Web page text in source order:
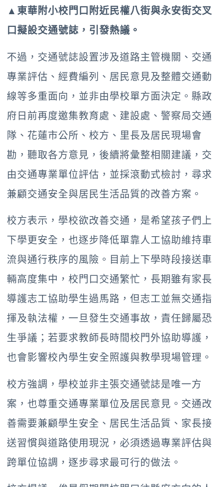
▲東華附小校門口附近民權八街與永安街交叉
口擬設交通號誌，引發熱議。
不過，交通號誌設置涉及道路主管機關、交通
專業評估、經費編列、居民意見及整體交通動
線等多重面向，並非由學校單方面決定。縣政
府日前再度邀集教育處、建設處、警察局交通
隊、花蓮市公所、校方、里長及居民現場會
勘，聽取各方意見，後續將彙整相關建議，交
由交通專業單位評估，並採滾動式檢討，尋求
兼顧交通安全與居民生活品質的改善方案。
校方表示，學校欲改善交通，是希望孩子們上
下學更安全，也逐步降低單靠人工協助維持車
流與通行秩序的風險。目前上下學時段接送車
輛高度集中，校門口交通繁忙，長期雖有家長
導護志工協助學生過馬路，但志工並無交通指
揮及執法權，一旦發生交通事故，責任歸屬恐
生爭議；若要求教師長時間校門外協助導護，
也會影響校內學生安全照護與教學現場管理。
校方強調，學校並非主張交通號誌是唯一方
案，也尊重交通專業單位及居民意見。交通改
善需要兼顧學生安全、居民生活品質、家長接
送習慣與道路使用現況，必須透過專業評估與
跨單位協調，逐步尋求最可行的做法。